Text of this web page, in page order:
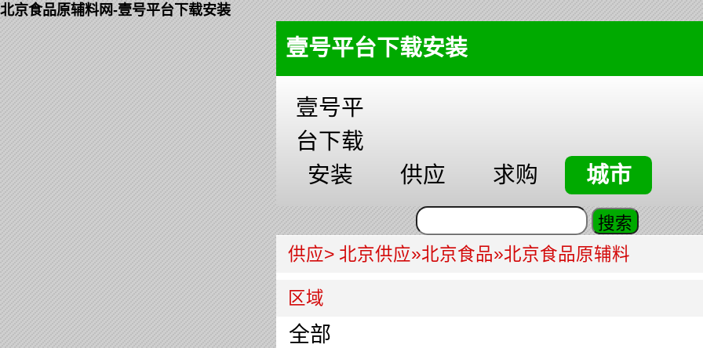
北京食品原辅料网-壹号平台下载安装
壹号平台下载安装
壹号平
台下载
安装
供应 求购 城市
供应> 北京供应»北京食品»北京食品原辅料
区域
全部